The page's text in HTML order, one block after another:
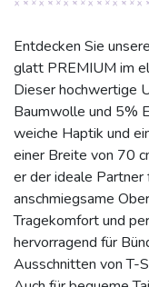
Entdecken Sie
glatt PREMIUM im
Dieser hochwertige
Baumwolle und 5%
weiche Haptik und
einer Breite von 70
er der ideale
anschmiegsame
Tragekomfort und
hervorragend für
Ausschnitten von T-